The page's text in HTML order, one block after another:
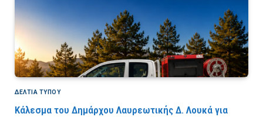
ΔΕΛΤΙΑ ΤΥΠΟΥ
Κάλεσμα του Δημάρχου Λαυρεωτικής Δ. Λουκά για